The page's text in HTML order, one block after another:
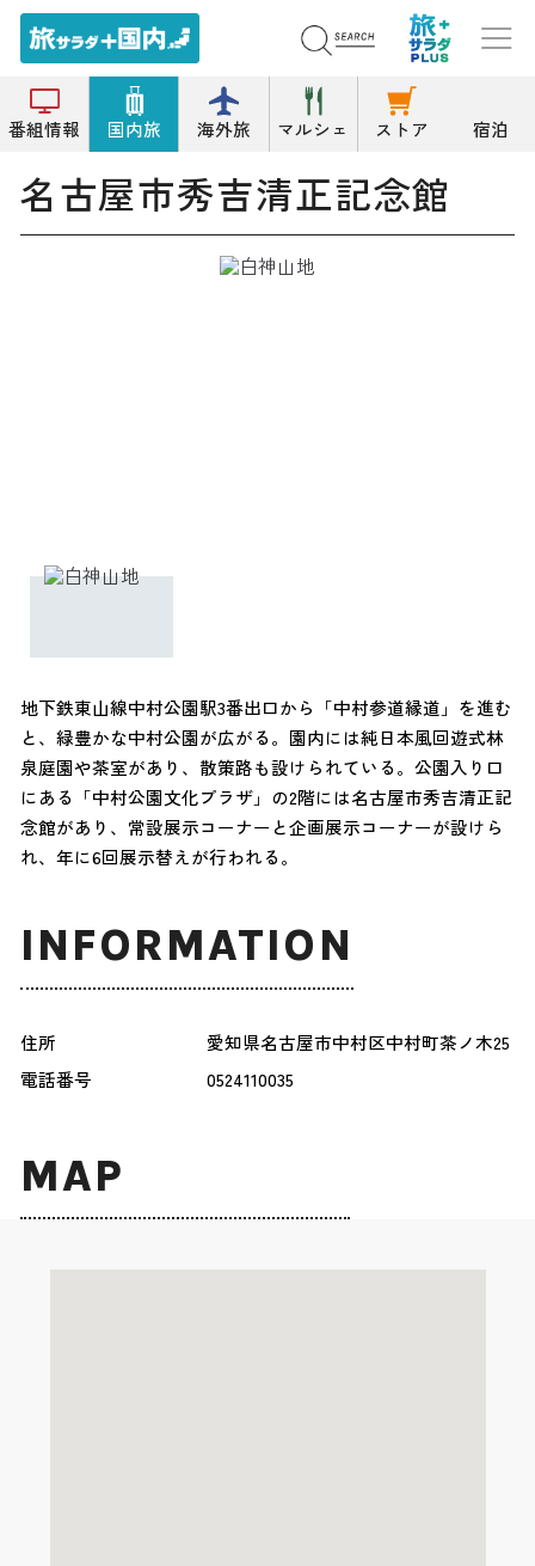
番組情報 国内旅 海外旅 マルシェ ストア 宿泊
トップ 資料/郷土/展示/文学館 名古屋市秀吉清正記念館
名古屋市秀吉清正記念館
地下鉄東山線中村公園駅3番出口から「中村参道縁道」を進む
と、緑豊かな中村公園が広がる。園内には純日本風回遊式林
泉庭園や茶室があり、散策路も設けられている。公園入り口
にある「中村公園文化プラザ」の2階には名古屋市秀吉清正記
念館があり、常設展示コーナーと企画展示コーナーが設けら
れ、年に6回展示替えが行われる。
INFORMATION
住所
愛知県名古屋市中村区中村町茶ノ木25
電話番号
0524110035
MAP